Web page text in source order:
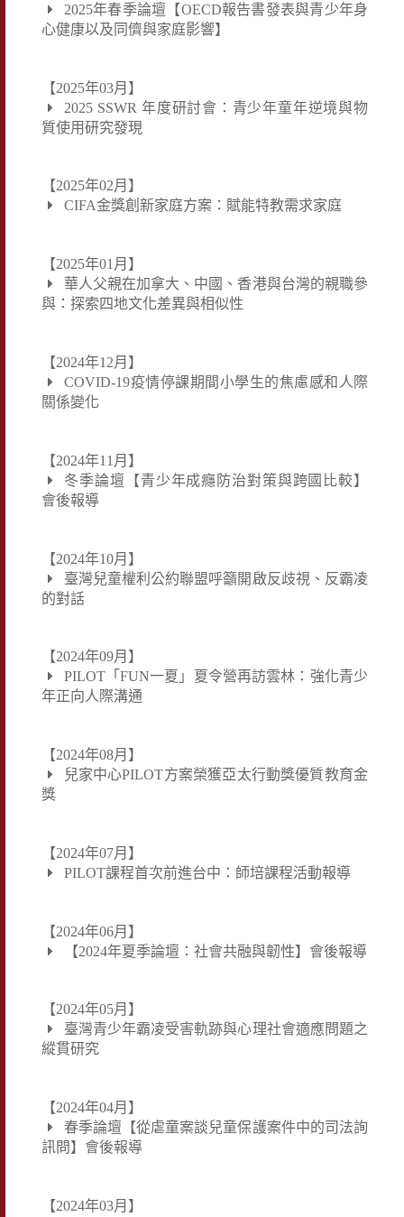
2025年春季論壇【OECD報告書發表與青少年身
心健康以及同儕與家庭影響】
【2025年03月】
2025 SSWR 年度研討會：青少年童年逆境與物
質使用研究發現
【2025年02月】
CIFA金獎創新家庭方案：賦能特教需求家庭
【2025年01月】
華人父親在加拿大、中國、香港與台灣的親職參
與：探索四地文化差異與相似性
【2024年12月】
COVID-19疫情停課期間小學生的焦慮感和人際
關係變化
【2024年11月】
冬季論壇【青少年成癮防治對策與跨國比較】
會後報導
【2024年10月】
臺灣兒童權利公約聯盟呼籲開啟反歧視、反霸凌
的對話
【2024年09月】
PILOT「FUN一夏」夏令營再訪雲林：強化青少
年正向人際溝通
【2024年08月】
兒家中心PILOT方案榮獲亞太行動獎優質教育金
獎
【2024年07月】
PILOT課程首次前進台中：師培課程活動報導
【2024年06月】
【2024年夏季論壇：社會共融與韌性】會後報導
【2024年05月】
臺灣青少年霸凌受害軌跡與心理社會適應問題之
縱貫研究
【2024年04月】
春季論壇【從虐童案談兒童保護案件中的司法詢
訊問】會後報導
【2024年03月】